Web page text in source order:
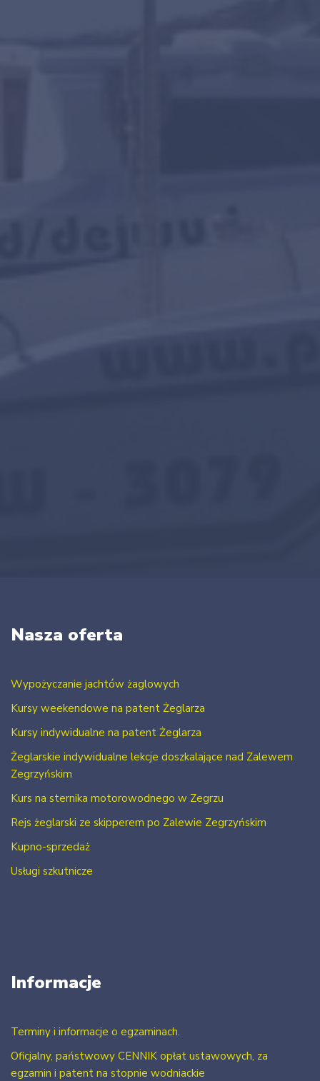
Nasza oferta
Wypożyczanie jachtów żaglowych
Kursy weekendowe na patent Żeglarza
Kursy indywidualne na patent Żeglarza
Żeglarskie indywidualne lekcje doszkalające nad Zalewem
Zegrzyńskim
Kurs na sternika motorowodnego w Zegrzu
Rejs żeglarski ze skipperem po Zalewie Zegrzyńskim
Kupno-sprzedaż
Usługi szkutnicze
Informacje
Terminy i informacje o egzaminach.
Oficjalny, państwowy CENNIK opłat ustawowych, za
egzamin i patent na stopnie wodniackie